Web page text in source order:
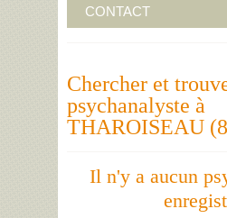
CONTACT
Chercher et
psychanalyste à
THAROISEAU
Il n'y a aucun